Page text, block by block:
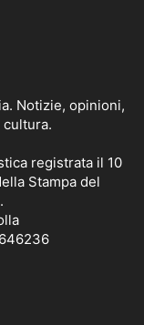
Notizie, opinioni,
registrata il 10
Stampa del